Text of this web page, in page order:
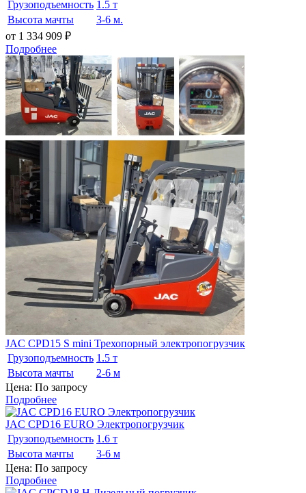
Грузоподъемность 1.5 т
Высота мачты
3-6 м.
от 1 334 909 ₽
Подробнее
JAC CPD15 S mini Трехопорный электропогрузчик
Грузоподъемность 1.5 т
Высота мачты
2-6 м
Цена: По запросу
Подробнее
JAC CPD16 EURO Электропогрузчик
Грузоподъемность 1.6 т
Высота мачты
3-6 м
Цена: По запросу
Подробнее